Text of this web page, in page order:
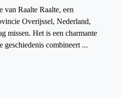
van Raalte Raalte, een
Overijssel, Nederland,
missen. Het is een charmante
geschiedenis combineert ...